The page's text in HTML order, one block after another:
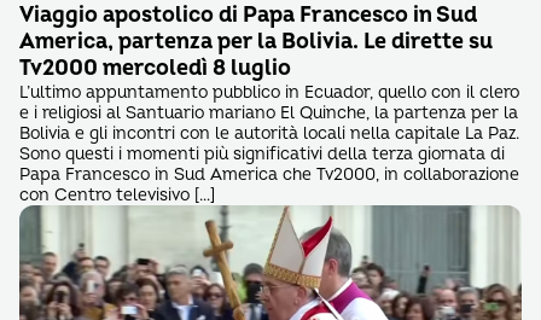
Viaggio apostolico di Papa Francesco in Sud
America, partenza per la Bolivia. Le dirette su
Tv2000 mercoledì 8 luglio
L’ultimo appuntamento pubblico in Ecuador, quello con il clero
e i religiosi al Santuario mariano El Quinche, la partenza per la
Bolivia e gli incontri con le autorità locali nella capitale La Paz.
Sono questi i momenti più significativi della terza giornata di
Papa Francesco in Sud America che Tv2000, in collaborazione
con Centro televisivo […]